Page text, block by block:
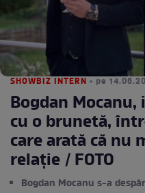
SHOWBIZ INTERN • pe
Bogdan
cu o brunetă,
care arată că nu
relație / FOTO
Bogdan Mocanu s-a